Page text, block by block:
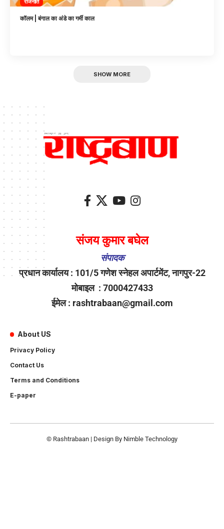
राजनीति
कॉलम | बंगाल का अंडे का गर्मी काल
SHOW MORE
संजय कुमार बघेल
संपादक
प्रधान कार्यालय : 101/5 गणेश स्नेहल अपार्टमेंट, नागपुर-22
मोबाइल : 7000427433
ईमेल : rashtrabaan@gmail.com
About US
Privacy Policy
Contact Us
Terms and Conditions
E-paper
© Rashtrabaan | Design By Nimble Technology